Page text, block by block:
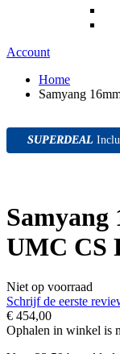
Account
Home
Samyang
SUPERDEAL
SUPERDEAL
SUPERDEAL
Samyang
UMC CS
Niet op voorraad
Schrijf de eerste
€ 454,00
Ophalen in winkel is